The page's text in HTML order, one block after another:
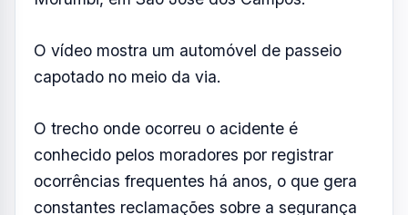
orientar o trânsito, evitando novos acidentes
e reduzindo os impactos no fluxo de veículos.
Até o momento, não há informações oficiais
sobre as causas do capotamento nem sobre
o estado de saúde dos ocupantes do veículo.
Nossa equipe continua apurando o caso e